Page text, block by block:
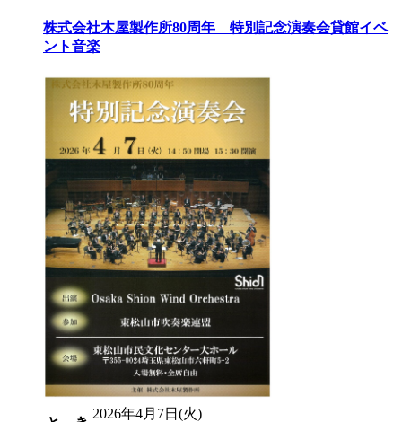
株式会社木屋製作所80周年 特別記念演奏会貸館イベ
ント音楽
2026年4月7日(火)